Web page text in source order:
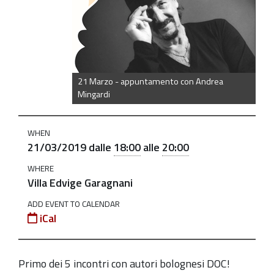
21 Marzo - appuntamento con Andrea
Mingardi
libro-
professione-
cantante
bulgnais?
-
Andrea
WHEN
21/03/2019dalle 18:00alle 20:00
WHERE
Villa Edvige Garagnani
ADD EVENT TO CALENDAR
iCal
Primo dei 5 incontri con autori bolognesi DOC!